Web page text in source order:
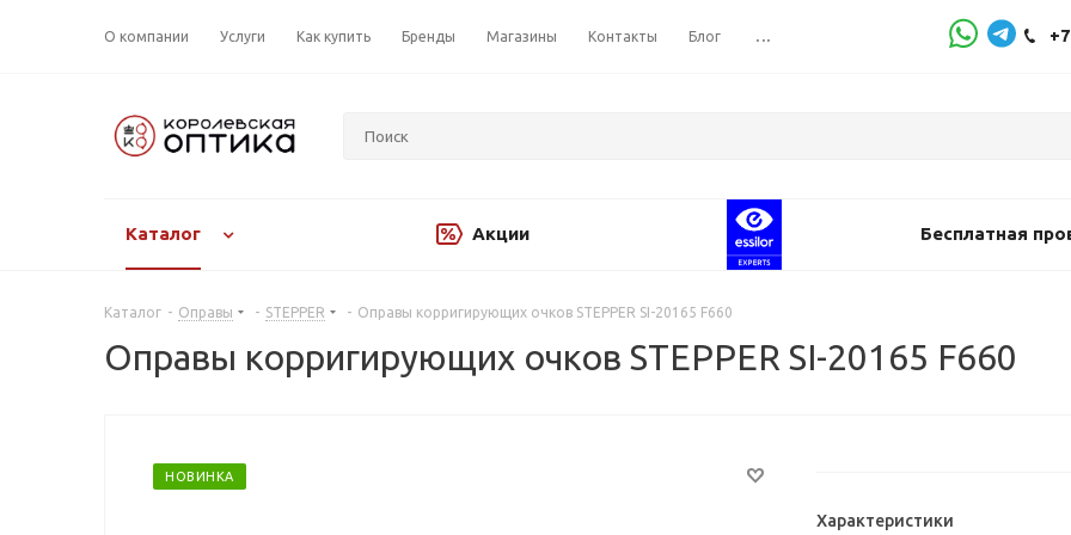
О компании Услуги Как купить Бренды Магазины Контакты Блог ...
Каталог Акции Бесплатная
Каталог - Оправы - STEPPER - Оправы корригирующих очков STEPPER SI-20165 F660
Оправы корригирующих очков STEPPER SI-20165 F660
НОВИНКА
Характеристики